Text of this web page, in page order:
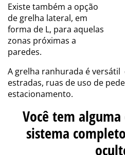
Existe também a opção
de grelha lateral, em
forma de L, para aquelas
zonas próximas a
paredes.
A grelha ranhurada é versátil
estradas, ruas de uso de
estacionamento.
Você tem
sistema